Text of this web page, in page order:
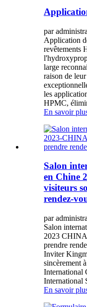
par
Application
revêtements
large
raison de
les
HPMC,
En savoir
Salon
en Chine
visiteurs
rendez-
par
Salon
2023
prendre
Inviter
sincèrement
International
International
En savoir